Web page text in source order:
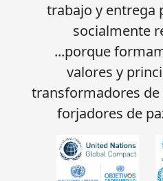
trabajo y entrega
socialmente
...porque
valores y
transformadores
forjadores de